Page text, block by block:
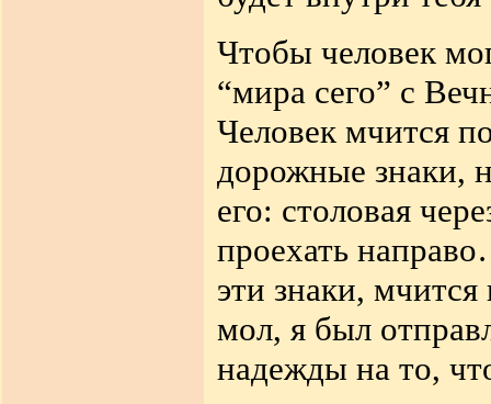
Чтобы человек
“мира сего” с
Человек мчится
дорожные знаки,
его: столовая
проехать
эти знаки,
мол, я был
надежды на то,